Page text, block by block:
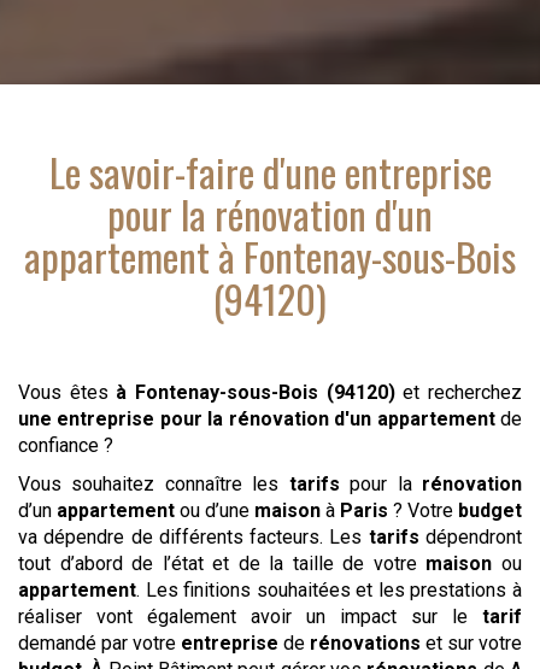
Le savoir-faire d'une entreprise
pour la rénovation d'un
appartementà Fontenay-sous-Bois
(94120)
Vous êtes à Fontenay-sous-Bois (94120)et recherchez
une entreprise pour la rénovation d'un appartementde
confiance ?
Vous souhaitez connaître les tarifs pour la rénovation
d’un appartement ou d’une maison à Paris ? Votre budget
va dépendre de différents facteurs. Les tarifs dépendront
tout d’abord de l’état et de la taille de votre maison ou
appartement. Les finitions souhaitées et les prestations à
réaliser vont également avoir un impact sur le tarif
demandé par votre entreprise de rénovations et sur votre